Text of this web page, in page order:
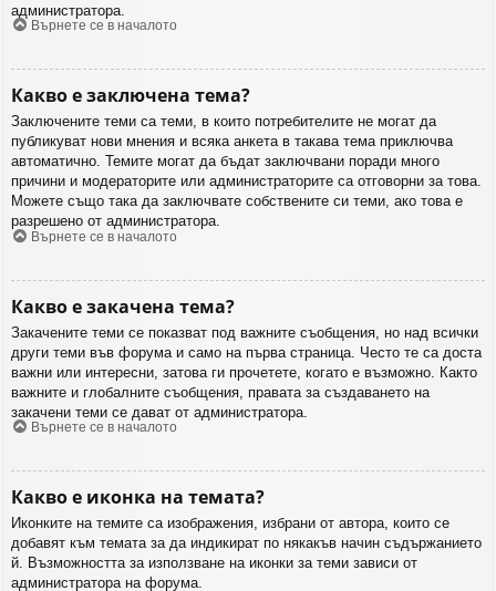
администратора.
Върнете се в началото
Какво е заключена тема?
Заключените теми са теми, в които потребителите не могат да
публикуват нови мнения и всяка анкета в такава тема приключва
автоматично. Темите могат да бъдат заключвани поради много
причини и модераторите или администраторите са отговорни за това.
Можете също така да заключвате собствените си теми, ако това е
разрешено от администратора.
Върнете се в началото
Какво е закачена тема?
Закачените теми се показват под важните съобщения, но над всички
други теми във форума и само на първа страница. Често те са доста
важни или интересни, затова ги прочетете, когато е възможно. Както
важните и глобалните съобщения, правата за създаването на
закачени теми се дават от администратора.
Върнете се в началото
Какво е иконка на темата?
Иконките на темите са изображения, избрани от автора, които се
добавят към темата за да индикират по някакъв начин съдържанието
й. Възможността за използване на иконки за теми зависи от
администратора на форума.